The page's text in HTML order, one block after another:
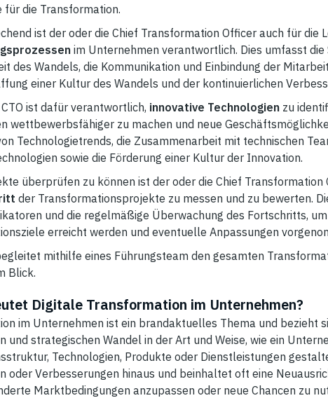
für die Transformation.
ist der oder die Chief Transformation Officer auch für die
im Unternehmen verantwortlich. Dies umfasst
des Wandels, die Kommunikation und Einbindung der
einer Kultur des Wandels und der kontinuierlichen
ist dafür verantwortlich, innovative Technologien zu
wettbewerbsfähiger zu machen und neue
Technologietrends, die Zusammenarbeit mit technischen
sowie die Förderung einer Kultur der Innovation.
überprüfen zu können ist der oder die Chief
der Transformationsprojekte zu messen und zu bewerten.
und die regelmäßige Überwachung des Fortschritts,
erreicht werden und eventuelle Anpassungen
mithilfe eines Führungsteam den gesamten
Blick.
Digitale Transformation im Unternehmen?
im Unternehmen ist ein brandaktuelles Thema und bezieht
und strategischen Wandel in der Art und Weise, wie ein
Technologien, Produkte oder Dienstleistungen
oder Verbesserungen hinaus und beinhaltet oft eine
Marktbedingungen anzupassen oder neue Chancen zu